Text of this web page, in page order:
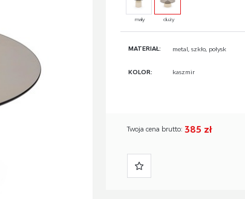
mały duży
MATERIAŁ: metal, szkło, połysk
KOLOR: kaszmir
Twoja cena brutto: 385 zł